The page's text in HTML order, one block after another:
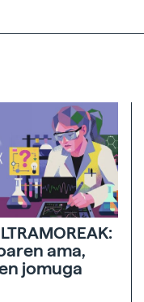
ama,
jomuga